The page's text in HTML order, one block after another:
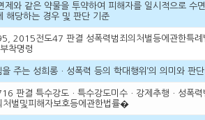
제와 같은 약물을 투약하여 피해자를 일시적으로 수
해당하는 경우 및 판단 기준
전도47 판결 성폭력범죄의처벌등에관한특례
착명령
주는 성희롱ㆍ성폭력 등의 학대행위’의 의미와 판
결 특수강도ㆍ특수강도미수ㆍ강제추행ㆍ성폭력
처벌및피해자보호등에관한법률�